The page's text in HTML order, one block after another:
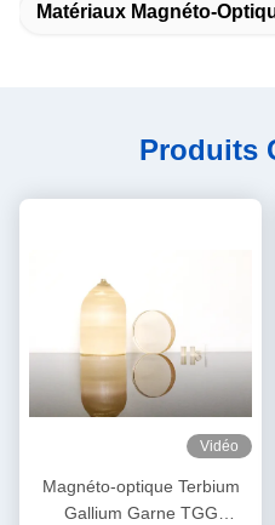
Matériaux Magnéto-
Produits
Vidéo
Magnéto-optique Terbium
Gallium Garne TGG